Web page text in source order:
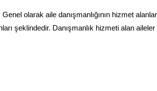
olarak aile danışmanlığının hizmet
şeklindedir. Danışmanlık hizmeti alan